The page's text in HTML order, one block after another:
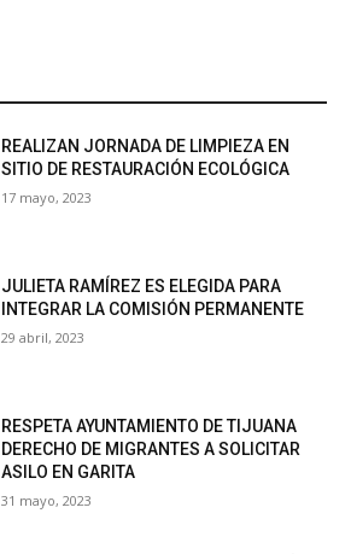
REALIZAN JORNADA DE LIMPIEZA EN
SITIO DE RESTAURACIÓN ECOLÓGICA
17 mayo, 2023
JULIETA RAMÍREZ ES ELEGIDA PARA
INTEGRAR LA COMISIÓN PERMANENTE
29 abril, 2023
RESPETA AYUNTAMIENTO DE TIJUANA
DERECHO DE MIGRANTES A SOLICITAR
ASILO EN GARITA
31 mayo, 2023